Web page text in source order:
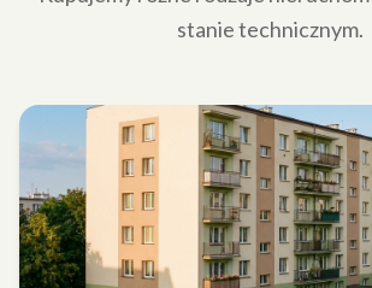
stanie technicznym.